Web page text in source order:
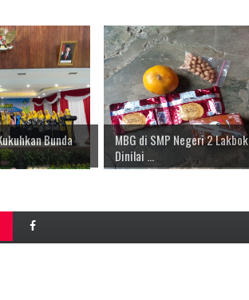
Bunda
MBG di SMP Negeri 2 Lakbok
Dinilai ...